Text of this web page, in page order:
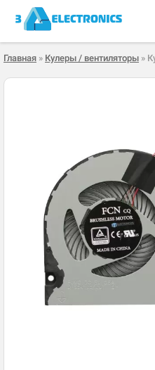
Главная » Кулеры / вентиляторы »